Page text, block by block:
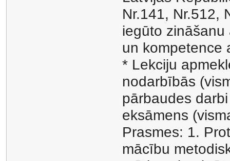
Nr.141, Nr.512,
iegūto
un kompetence
* Lekciju
nodarbībās
pārbaudes
eksāmens
Prasmes: 1.
mācību